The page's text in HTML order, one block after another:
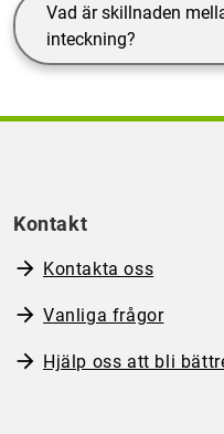
Vad är skillnaden
inteckning?
Kontakt
Kontakta oss
Vanliga frågor
Hjälp oss att bli